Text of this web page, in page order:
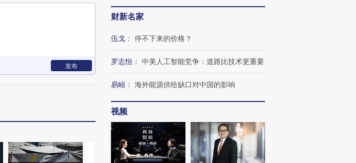
发布
财新名家
伍戈 ： 停不下来的价格？
罗志恒 ： 中美人工智能竞争：道路比技术更重要
易峘 ： 海外能源供给缺口对中国的影响
视频